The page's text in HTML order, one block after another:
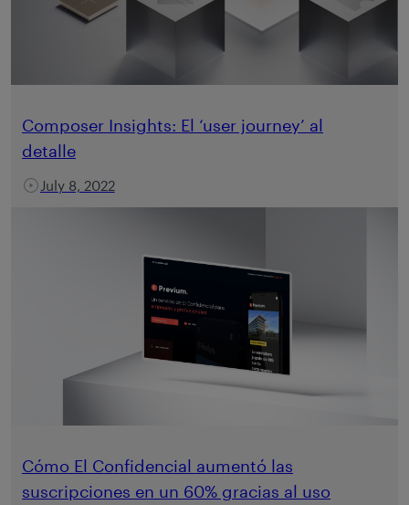
Composer Insights: El ‘user journey’ al
detalle
July 8, 2022
Cómo El Confidencial aumentó las
suscripciones en un 60% gracias al uso